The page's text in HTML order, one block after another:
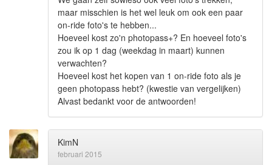
maar misschien is het wel leuk om ook een paar
on-ride foto's te hebben...
Hoeveel kost zo'n photopass+? En hoeveel foto's
zou ik op 1 dag (weekdag in maart) kunnen
verwachten?
Hoeveel kost het kopen van 1 on-ride foto als je
geen photopass hebt? (kwestie van vergelijken)
Alvast bedankt voor de antwoorden!
KimN
februari 2015